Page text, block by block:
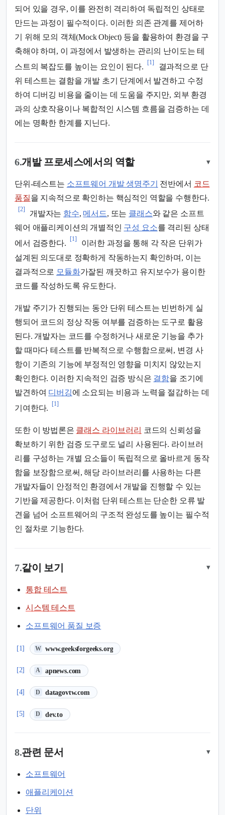
되어 있을 경우, 이를 완전히 격리하여 독립적인 상태로
만드는 과정이 필수적이다. 이러한 의존 관계를 제어하
기 위해 모의 객체(Mock Object) 등을 활용하여 환경을 구
축해야 하며, 이 과정에서 발생하는 관리의 난이도는 테
스트의 복잡도를 높이는 요인이 된다.
[1]
결과적으로 단
위 테스트는 결함을 개발 초기 단계에서 발견하고 수정
하여 디버깅 비용을 줄이는 데 도움을 주지만, 외부 환경
과의 상호작용이나 복합적인 시스템 흐름을 검증하는 데
에는 명확한 한계를 지닌다.
6.개발 프로세스에서의 역할 ▾
단위-테스트는 소프트웨어 개발 생명주기 전반에서 코드
품질을 지속적으로 확인하는 핵심적인 역할을 수행한다.
[2]
개발자는 함수, 메서드, 또는 클래스와 같은 소프트
웨어 애플리케이션의 개별적인 구성 요소를 격리된 상태
에서 검증한다.
[1]
이러한 과정을 통해 각 작은 단위가
설계된 의도대로 정확하게 작동하는지 확인하며, 이는
결과적으로 모듈화가잘된 깨끗하고 유지보수가 용이한
코드를 작성하도록 유도한다.
개발 주기가 진행되는 동안 단위 테스트는 빈번하게 실
행되어 코드의 정상 작동 여부를 검증하는 도구로 활용
된다. 개발자는 코드를 수정하거나 새로운 기능을 추가
할 때마다 테스트를 반복적으로 수행함으로써, 변경 사
항이 기존의 기능에 부정적인 영향을 미치지 않았는지
확인한다. 이러한 지속적인 검증 방식은 결함을 조기에
발견하여 디버깅에 소요되는 비용과 노력을 절감하는 데
기여한다.
[1]
또한 이 방법론은 클래스 라이브러리
코드의 신뢰성을
확보하기 위한 검증 도구로도 널리 사용된다. 라이브러
리를 구성하는 개별 요소들이 독립적으로 올바르게 동작
함을 보장함으로써, 해당 라이브러리를 사용하는 다른
개발자들이 안정적인 환경에서 개발을 진행할 수 있는
기반을 제공한다. 이처럼 단위 테스트는 단순한 오류 발
견을 넘어 소프트웨어의 구조적 완성도를 높이는 필수적
인 절차로 기능한다.
7.같이 보기 ▾
통합 테스트
시스템 테스트
소프트웨어 품질 보증
[1] W www.geeksforgeeks.org
(새 탭에서 열림)
[2] A apnews.com
(새 탭에서 열림)
[4] D datagovtw.com
(새 탭에서 열림)
[5] D dev.to
(새 탭에서 열림)
8.관련 문서 ▾
소프트웨어
애플리케이션
단위